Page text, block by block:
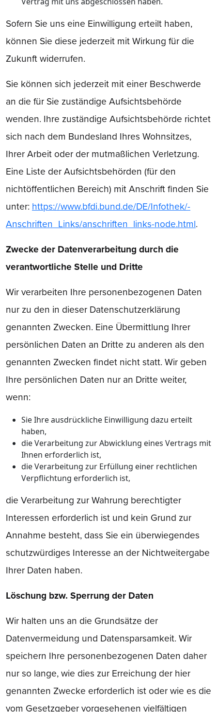
Sofern Sie uns eine Einwilligung erteilt haben,
können Sie diese jederzeit mit Wirkung für die
Zukunft widerrufen.
Sie können sich jederzeit mit einer Beschwerde
an die für Sie zuständige Aufsichtsbehörde
wenden. Ihre zuständige Aufsichtsbehörde richtet
sich nach dem Bundesland Ihres Wohnsitzes,
Ihrer Arbeit oder der mutmaßlichen Verletzung.
Eine Liste der Aufsichtsbehörden (für den
nichtöffentlichen Bereich) mit Anschrift finden Sie
unter: https://www.bfdi.bund.de/DE/Infothek/­
Anschriften_Links/anschriften_links-node.html.
Zwecke der Datenverarbeitung durch die
verantwortliche Stelle und Dritte
Wir verarbeiten Ihre personenbezogenen Daten
nur zu den in dieser Datenschutzerklärung
genannten Zwecken. Eine Übermittlung Ihrer
persönlichen Daten an Dritte zu anderen als den
genannten Zwecken findet nicht statt. Wir geben
Ihre persönlichen Daten nur an Dritte weiter,
wenn:
Sie Ihre ausdrückliche Einwilligung dazu erteilt
haben,
die Verarbeitung zur Abwicklung eines Vertrags mit
Ihnen erforderlich ist,
die Verarbeitung zur Erfüllung einer rechtlichen
Verpflichtung erforderlich ist,
die Verarbeitung zur Wahrung berechtigter
Interessen erforderlich ist und kein Grund zur
Annahme besteht, dass Sie ein überwiegendes
schutzwürdiges Interesse an der Nichtweitergabe
Ihrer Daten haben.
Löschung bzw. Sperrung der Daten
Wir halten uns an die Grundsätze der
Datenvermeidung und Datensparsamkeit. Wir
speichern Ihre personenbezogenen Daten daher
nur so lange, wie dies zur Erreichung der hier
genannten Zwecke erforderlich ist oder wie es die
vom Gesetzgeber vorgesehenen vielfältigen